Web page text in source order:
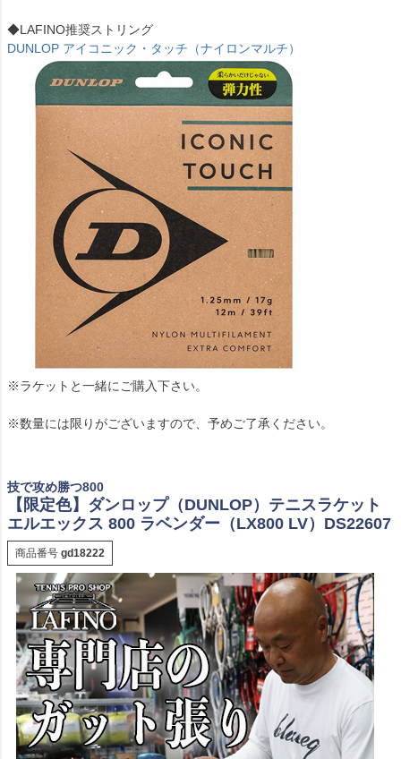
◆LAFINO推奨ストリング
DUNLOP アイコニック・タッチ（ナイロンマルチ）
※ラケットと一緒にご購入下さい。
※数量には限りがございますので、予めご了承ください。
技で攻め勝つ800
【限定色】ダンロップ（DUNLOP）テニスラケット
エルエックス 800 ラベンダー（LX800 LV）DS22607
商品番号 gd18222